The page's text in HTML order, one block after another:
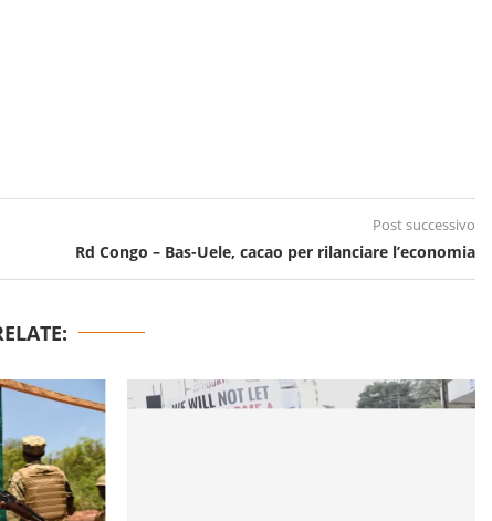
Post successivo
Rd Congo – Bas-Uele, cacao per rilanciare l’economia